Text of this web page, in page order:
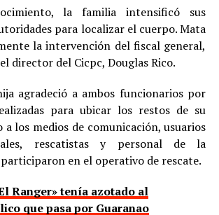
la familia intensificó sus
para localizar el cuerpo. Mata
la intervención del fiscal general,
director del Cicpc, Douglas Rico.
agradeció a ambos funcionarios por
para ubicar los restos de su
a los medios de comunicación, usuarios
rescatistas y personal de la
en el operativo de rescate.
Ranger» tenía azotado al
que pasa por Guaranao